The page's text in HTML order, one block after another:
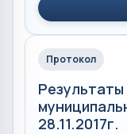
Протокол
28.11.2017г.